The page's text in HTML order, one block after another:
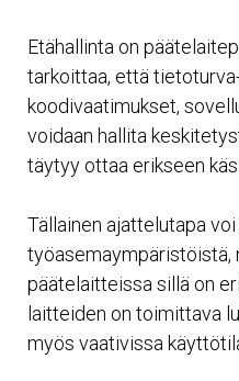
Etähallinta on
tarkoittaa, että
koodivaatimukset,
voidaan hallita
täytyy ottaa erikseen
Tällainen ajattelutapa
työasemaympäristöistä,
päätelaitteissa sillä on
laitteiden on toimittava
myös vaativissa